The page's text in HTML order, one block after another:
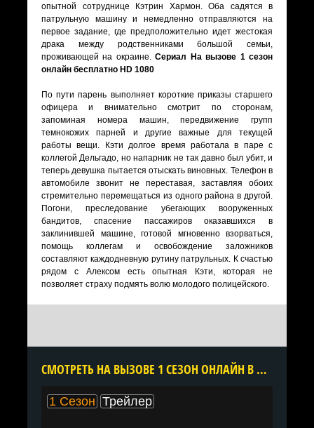
опытной сотруднице Кэтрин Хармон. Оба садятся в
патрульную машину и немедленно отправляются на
первое задание, где предположительно идет жестокая
драка между родственниками большой семьи,
проживающей на окраине.Сериал На вызове 1 сезон
онлайн бесплатно HD 1080
По пути парень выполняет короткие приказы старшего
офицера и внимательно смотрит по сторонам,
запоминая номера машин, передвижение групп
темнокожих парней и другие важные для текущей
работы вещи. Кэти долгое время работала в паре с
коллегой Дельгадо, но напарник не так давно был убит, и
теперь девушка пытается отыскать виновных. Телефон в
автомобиле звонит не переставая, заставляя обоих
стремительно перемещаться из одного района в другой.
Погони, преследование убегающих вооруженных
бандитов, спасение пассажиров оказавшихся в
заклинившей машине, готовой мгновенно взорваться,
помощь коллегам и освобождение заложников
составляют каждодневную рутину патрульных. К счастью
рядом с Алексом есть опытная Кэти, которая не
позволяет страху подмять волю молодого полицейского.
CМОТРЕТЬ НА ВЫЗОВЕ 1 СЕЗОН ОНЛАЙН В ХОРОШЕМ КАЧЕСТВЕ ВСЕ СЕРИИ ПОДРЯД БЕСПЛАТНО
1 Сезон Трейлер